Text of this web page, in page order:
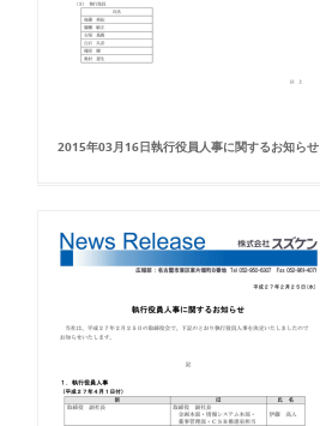
2015年03月16日執行役員人事に関するお知らせ